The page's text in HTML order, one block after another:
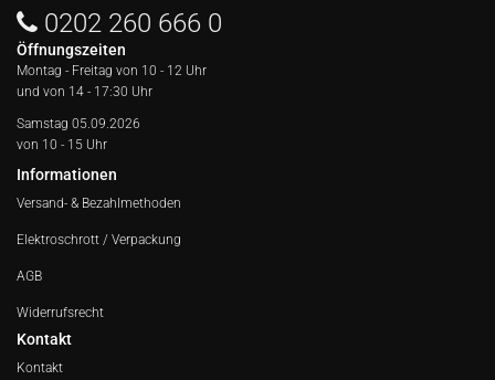
0202 260 666 0
Öffnungszeiten
Montag - Freitag von 10 - 12 Uhr
und von 14 - 17:30 Uhr
Samstag 05.09.2026
von 10 - 15 Uhr
Informationen
Versand- & Bezahlmethoden
Elektroschrott / Verpackung
AGB
Widerrufsrecht
Kontakt
Kontakt